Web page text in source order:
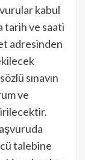
kabul
tarih ve saati
adresinden
sınavın
ve
talebine